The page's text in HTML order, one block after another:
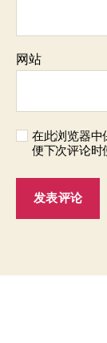
网站
在此浏览器中
便下次评论时